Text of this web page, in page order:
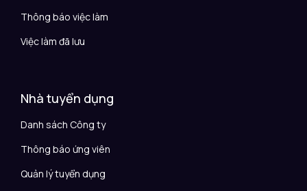
Thông báo việc làm
Việc làm đã lưu
Nhà tuyển dụng
Danh sách Công ty
Thông báo ứng viên
Quản lý tuyển dụng